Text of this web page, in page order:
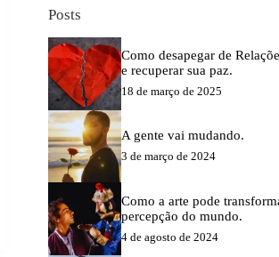
Posts
Como desapegar de
e recuperar sua paz.
18 de março de 2025
A gente vai mudando.
3 de março de 2024
Como a arte pode
percepção do mundo.
4 de agosto de 2024